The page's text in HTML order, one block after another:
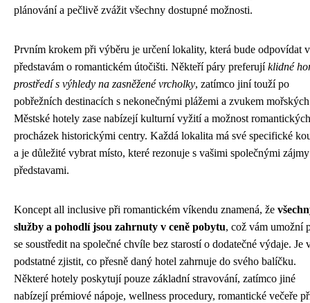
plánování a pečlivě zvážit všechny dostupné možnosti.
Prvním krokem při výběru je určení lokality, která bude odpovídat
představám o romantickém útočišti. Někteří páry preferujíklidné
prostředí s výhledy na zasněžené vrcholky, zatímco jiní touží po
pobřežních destinacích s nekonečnými plážemi a zvukem
Městské hotely zase nabízejí kulturní vyžití a možnost romantických
procházek historickými centry. Každá lokalita má své specifické
a je důležité vybrat místo, které rezonuje s vašimi společnými
představami.
Koncept all inclusive při romantickém víkendu znamená, že
služby a pohodlí jsou zahrnuty v ceně pobytu, což vám umožní
se soustředit na společné chvíle bez starostí o dodatečné výdaje. Je
podstatné zjistit, co přesně daný hotel zahrnuje do svého balíčku.
Některé hotely poskytují pouze základní stravování, zatímco jiné
nabízejí prémiové nápoje, wellness procedury, romantické večeře